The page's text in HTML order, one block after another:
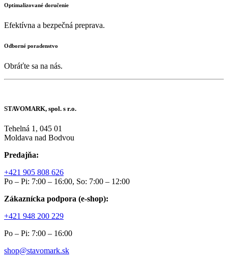
Optimalizované doručenie
Efektívna a bezpečná preprava.
Odborné poradenstvo
Obráťte sa na nás.
STAVOMARK, spol. s r.o.
Tehelná 1, 045 01
Moldava nad Bodvou
Predajňa:
+421 905 808 626
Po – Pi: 7:00 – 16:00, So: 7:00 – 12:00
Zákaznícka podpora (e-shop):
+421 948 200 229
Po – Pi: 7:00 – 16:00
shop@stavomark.sk